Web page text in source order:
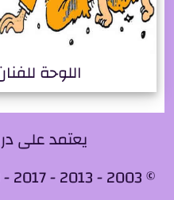
اللوحة
يعتمد على